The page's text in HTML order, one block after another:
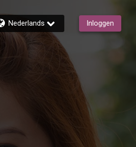
Nederlands Inloggen